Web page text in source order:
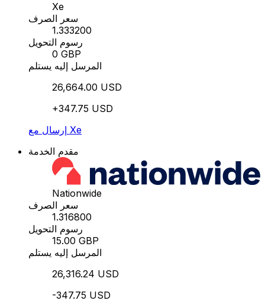
Xe
سعر الصرف
1.333200
رسوم التحويل
0 GBP
المرسل إليه يستلم
26,664.00 USD
+347.75 USD
إرسال مع Xe
مقدم الخدمة
Nationwide
سعر الصرف
1.316800
رسوم التحويل
15.00 GBP
المرسل إليه يستلم
26,316.24 USD
-347.75 USD